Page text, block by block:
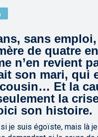
sans
de quatre
n’en revient
son mari, qui
Et la
la
son histoire.
je suis égoïste, mais là